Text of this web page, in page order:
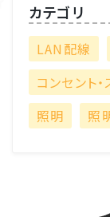
カテゴリ
LAN配線
コンセント
照明
照